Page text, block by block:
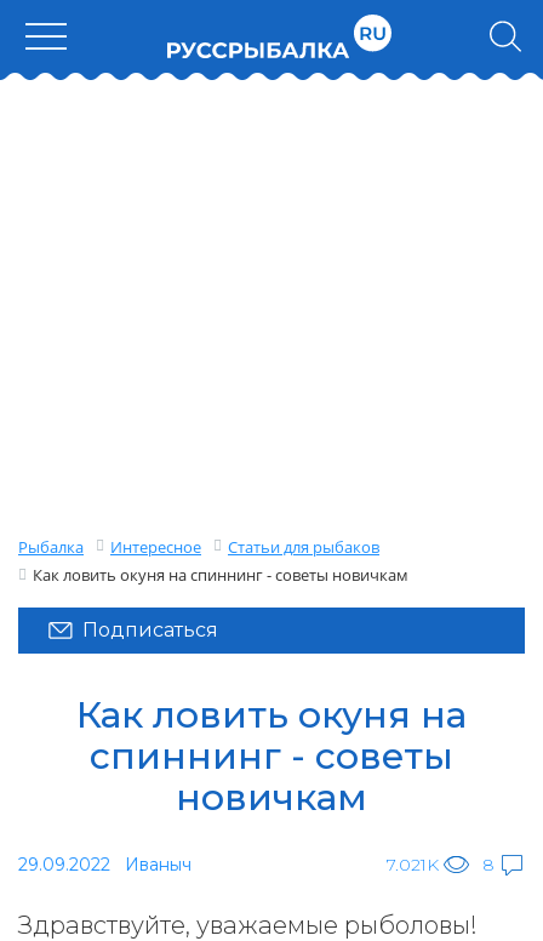
Рыбалка Интересное
Статьи для рыбаков
Как ловить окуня на спиннинг - советы новичкам
Подписаться
Как ловить окуня на
спиннинг - советы
новичкам
29.09.2022 Иваныч 7.021K 8
Здравствуйте, уважаемые рыболовы!